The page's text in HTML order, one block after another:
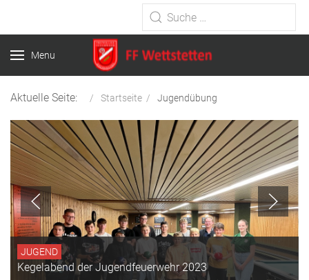
Type 2 or more characters for
results.
Menu
Aktuelle Seite: Startseite Jugendübung
JUGEND
Kegelabend der Jugendfeuerwehr 2023